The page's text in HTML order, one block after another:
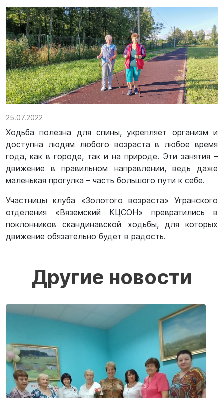
25.07.2022
Ходьба полезна для спины, укрепляет организм и
доступна людям любого возраста в любое время
года, как в городе, так и на природе. Эти занятия –
движение в правильном направлении, ведь даже
маленькая прогулка – часть большого пути к себе.
Участницы клуба «Золотого возраста» Угранского
отделения «Вяземский КЦСОН» превратились в
поклонников скандинавской ходьбы, для которых
движение обязательно будет в радость.
Другие новости